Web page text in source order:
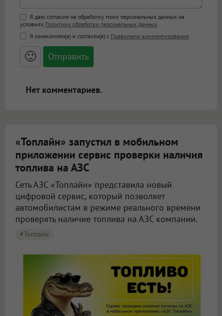
Поддержка HTML
<b>, <strong>, <u>, <i>, <em>, <s>, <big>,
<small>, <sup>, <sub>, <pre>, <ul>, <ol>, <li>,
<blockquote>, <code> экранирует HTML,
адреса URL автоматически становятся
ссылками, и [img]адрес[/img] будет
Я даю согласие на обработку моих персональных данных на
условиях Политики обработки персональных данных
Я ознакомлен(а) и согласен(а) с Правилами комментирования
🙂
Нет комментариев.
«Топлайн» запустил в мобильном
приложении сервис проверки наличия
топлива на АЗС
Сеть АЗС «Топлайн» представила новый
цифровой сервис, который позволяет
автомобилистам в режиме реального времени
проверять наличие топлива на АЗС компании.
#Топлайн